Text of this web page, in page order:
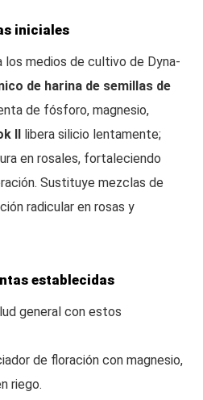
iniciales
los medios de cultivo de Dyna-
de harina de semillas de
de fósforo, magnesio,
II libera silicio lentamente;
en rosales, fortaleciendo
Sustituye mezclas de
radicular en rosas y
establecidas
general con estos
de floración con magnesio,
riego.